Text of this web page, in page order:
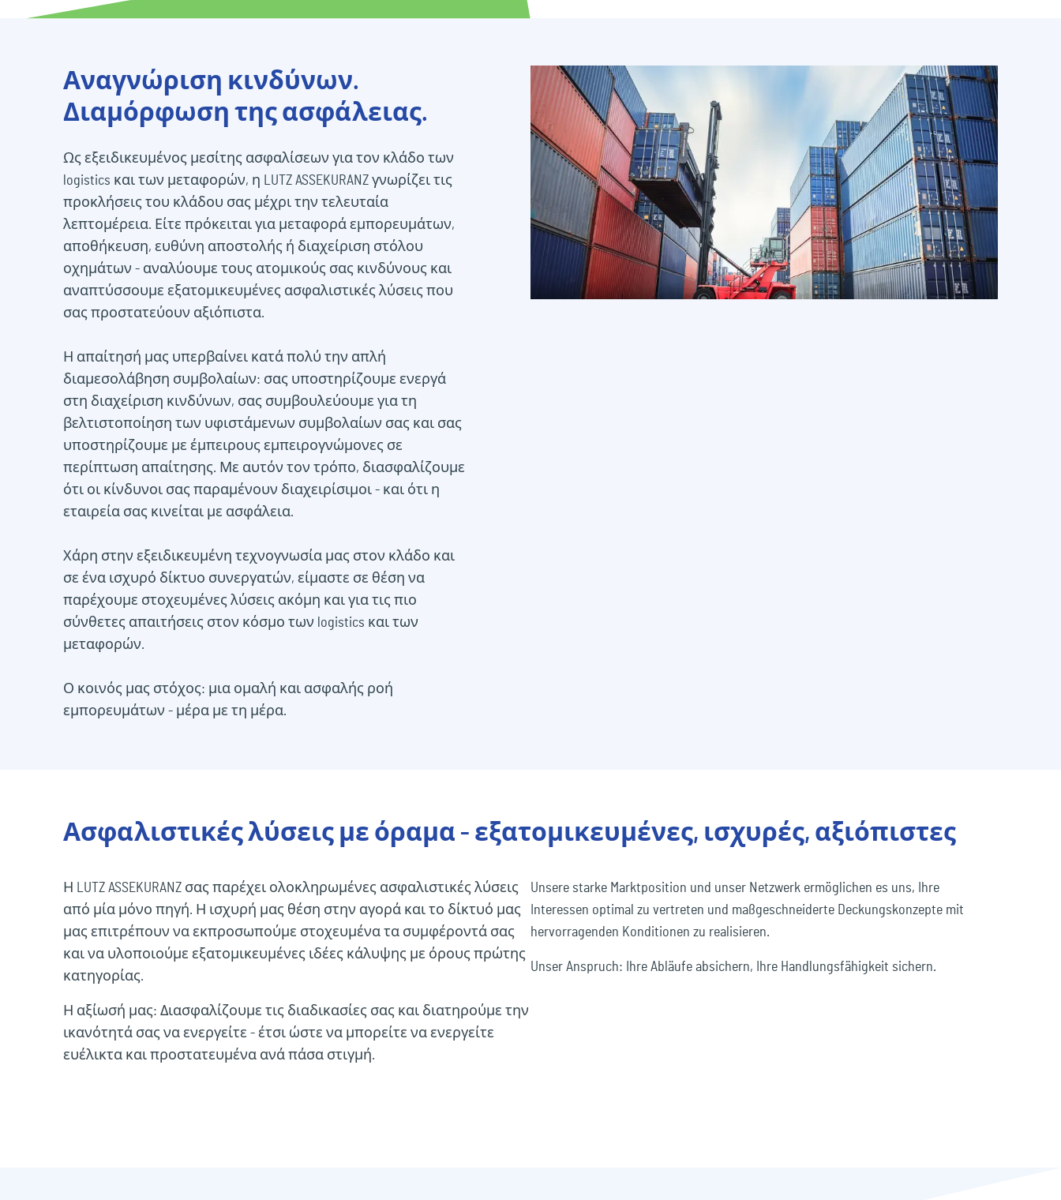
Αναγνώριση κινδύνων.
Διαμόρφωση της ασφάλειας.
Ως εξειδικευμένος μεσίτης ασφαλίσεων για τον κλάδο των
logistics και των μεταφορών, η LUTZ ASSEKURANZ γνωρίζει τις
προκλήσεις του κλάδου σας μέχρι την τελευταία
λεπτομέρεια. Είτε πρόκειται για μεταφορά εμπορευμάτων,
αποθήκευση, ευθύνη αποστολής ή διαχείριση στόλου
οχημάτων - αναλύουμε τους ατομικούς σας κινδύνους και
αναπτύσσουμε εξατομικευμένες ασφαλιστικές λύσεις που
σας προστατεύουν αξιόπιστα.
Η απαίτησή μας υπερβαίνει κατά πολύ την απλή
διαμεσολάβηση συμβολαίων: σας υποστηρίζουμε ενεργά
στη διαχείριση κινδύνων, σας συμβουλεύουμε για τη
βελτιστοποίηση των υφιστάμενων συμβολαίων σας και σας
υποστηρίζουμε με έμπειρους εμπειρογνώμονες σε
περίπτωση απαίτησης. Με αυτόν τον τρόπο, διασφαλίζουμε
ότι οι κίνδυνοι σας παραμένουν διαχειρίσιμοι - και ότι η
εταιρεία σας κινείται με ασφάλεια.
Χάρη στην εξειδικευμένη τεχνογνωσία μας στον κλάδο και
σε ένα ισχυρό δίκτυο συνεργατών, είμαστε σε θέση να
παρέχουμε στοχευμένες λύσεις ακόμη και για τις πιο
σύνθετες απαιτήσεις στον κόσμο των logistics και των
μεταφορών.
Ο κοινός μας στόχος: μια ομαλή και ασφαλής ροή
εμπορευμάτων - μέρα με τη μέρα.
Ασφαλιστικές λύσεις με όραμα - εξατομικευμένες, ισχυρές, αξιόπιστες
Η LUTZ ASSEKURANZ σας παρέχει ολοκληρωμένες ασφαλιστικές λύσεις
από μία μόνο πηγή. Η ισχυρή μας θέση στην αγορά και το δίκτυό μας
μας επιτρέπουν να εκπροσωπούμε στοχευμένα τα συμφέροντά σας
και να υλοποιούμε εξατομικευμένες ιδέες κάλυψης με όρους πρώτης
κατηγορίας.
Η αξίωσή μας: Διασφαλίζουμε τις διαδικασίες σας και διατηρούμε την
ικανότητά σας να ενεργείτε - έτσι ώστε να μπορείτε να ενεργείτε
ευέλικτα και προστατευμένα ανά πάσα στιγμή.
Unsere starke Marktposition und unser Netzwerk ermöglichen es uns, Ihre
Interessen optimal zu vertreten und maßgeschneiderte Deckungskonzepte mit
hervorragenden Konditionen zu realisieren.
Unser Anspruch: Ihre Abläufe absichern, Ihre Handlungsfähigkeit sichern.